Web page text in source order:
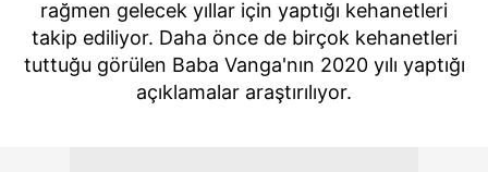
rağmen gelecek yıllar için yaptığı kehanetleri
takip ediliyor. Daha önce de birçok kehanetleri
tuttuğu görülen Baba Vanga'nın 2020 yılı yaptığı
açıklamalar araştırılıyor.